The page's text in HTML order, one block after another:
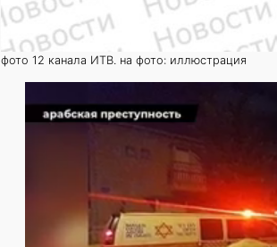
фото 12 канала ИТВ. на фото: иллюстрация